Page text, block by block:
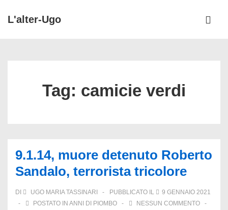
VaiL'alter-Ugo
Tag: camicie verdi
9.1.14, muore detenuto Roberto
Sandalo, terrorista tricolore
DI UGO MARIA TASSINARI PUBBLICATO IL
9 GENNAIO 2021
POSTATO IN ANNI DI PIOMBO
NESSUN COMMENTO